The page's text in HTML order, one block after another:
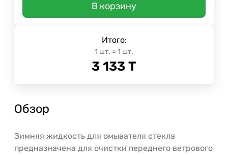
В корзину
Итого:
1 шт. = 1 шт.
3 133 Т
Обзор
Зимняя жидкость для омывателя стекла
предназначена для очистки переднего ветрового